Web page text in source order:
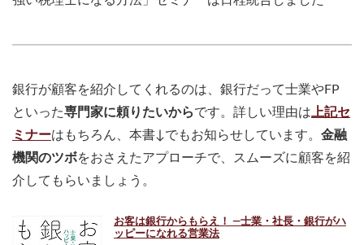
銀行が顧客を紹介してくれるのは、銀行だって士業やFP
といった専門家に頼りたいからです。詳しい理由は 上記セ
ミナーはもちろん、本書↓でもお知らせしています。 金融
機関のツボをおさえたアプローチで、スムーズに顧客を紹
介してもらいましょう。
お客は銀行からもらえ！ ―士業・社長・銀行がハ
ッピーになれる営業法